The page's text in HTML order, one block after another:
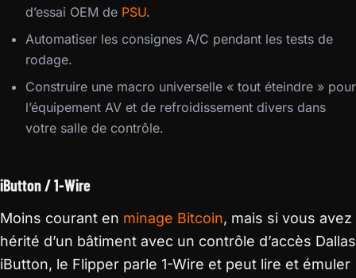
d’essai OEM de PSU.
Automatiser les consignes A/C pendant les tests de
rodage.
Construire une macro universelle « tout éteindre » pour
l’équipement AV et de refroidissement divers dans
votre salle de contrôle.
iButton / 1-Wire
Moins courant en minage Bitcoin, mais si vous avez
hérité d’un bâtiment avec un contrôle d’accès Dallas
iButton, le Flipper parle 1-Wire et peut lire et émuler